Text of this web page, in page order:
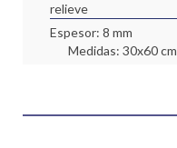
relieve
Espesor: 8 mm
Medidas: 30x60 cm